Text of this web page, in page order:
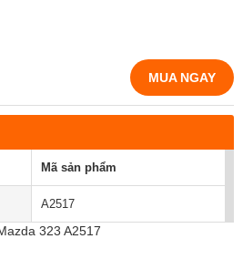
MUA NGAY
Mã sản phẩm
A2517
323 A2517